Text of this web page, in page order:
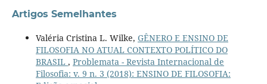
Artigos Semelhantes
Valéria Cristina L. Wilke, GÊNERO E ENSINO DE
FILOSOFIA NO ATUAL CONTEXTO POLÍTICO DO
BRASIL , Problemata - Revista Internacional de
Filosofia: v. 9 n. 3 (2018): ENSINO DE FILOSOFIA: